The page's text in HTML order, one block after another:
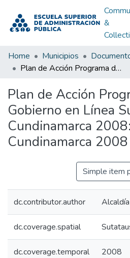
&
Home Municipios
Plan de Acción Programa de Gobierno en Línea Sutatausa Cundinamarca 2008: PA Sutatausa Cundinamarca 2008
Plan de Acción
Gobierno en Línea
Cundinamarca
Cundinamarca 2008
Simple item
dc.contributor.author
dc.coverage.spatial
dc.coverage.temporal 2008